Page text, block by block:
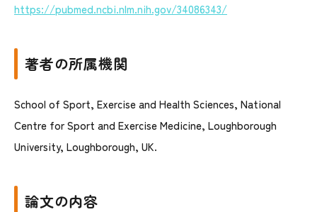
https://pubmed.ncbi.nlm.nih.gov/34086343/
著者の所属機関
School of Sport, Exercise and Health Sciences, National
Centre for Sport and Exercise Medicine, Loughborough
University, Loughborough, UK.
論文の内容